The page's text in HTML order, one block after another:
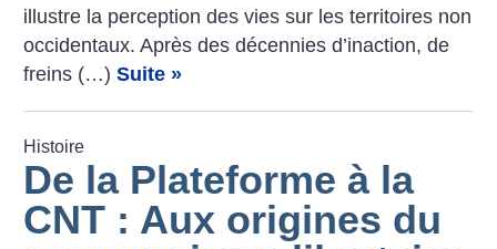
illustre la perception des vies sur les territoires non
occidentaux. Après des décennies d’inaction, de
freins (…)Suite »
Histoire
De la Plateforme à la
CNT : Aux origines du